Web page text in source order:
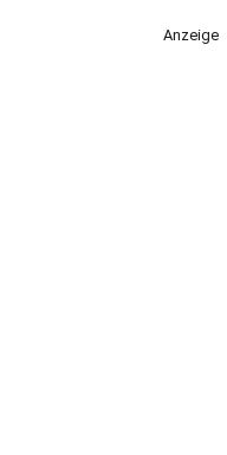
Anzeige